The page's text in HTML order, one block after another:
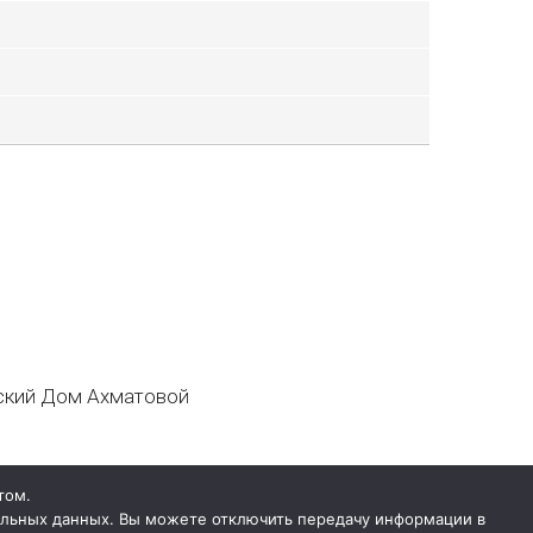
Дом Ахматовой
данных. Вы можете отключить передачу информации в